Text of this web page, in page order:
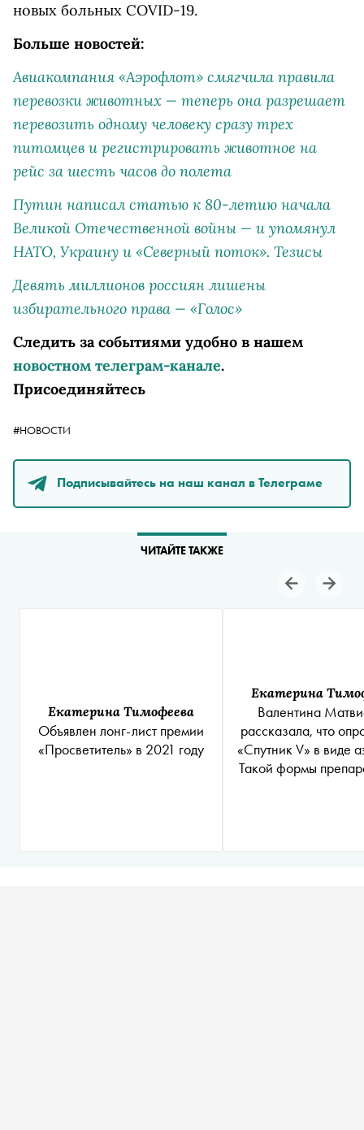
новых больных COVID-19.
Больше новостей:
Авиакомпания «Аэрофлот» смягчила правила
перевозки животных — теперь она разрешает
перевозить одному человеку сразу трех
питомцев и регистрировать животное на
рейс за шесть часов до полета
Путин написал статью к 80-летию начала
Великой Отечественной войны — и упомянул
НАТО, Украину и «Северный поток». Тезисы
Девять миллионов россиян лишены
избирательного права — «Голос»
Следить за событиями удобно в нашем
новостном телеграм-канале.
Присоединяйтесь
#НОВОСТИ
Подписывайтесь на наш канал в Телеграме
ЧИТАЙТЕ ТАКЖЕ
Екатерина Тимофеева
Объявлен лонг-лист премии
«Просветитель» в 2021 году
Екатерина
Валентина
рассказала, что
«Спутник V» в виде
Такой формы